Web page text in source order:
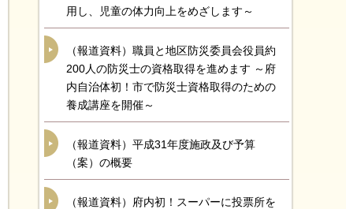
用し、児童の体力向上をめざします～
（報道資料）職員と地区防災委員会役員約
200人の防災士の資格取得を進めます ～府
内自治体初！市で防災士資格取得のための
養成講座を開催～
（報道資料）平成31年度施政及び予算
（案）の概要
（報道資料）府内初！スーパーに投票所を